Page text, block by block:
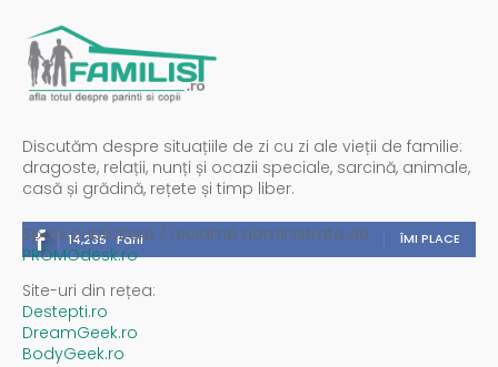
Discutăm despre situațiile de zi cu zi ale vieții de familie:
dragoste, relații, nunți și ocazii speciale, sarcină, animale,
casă și grădină, rețete și timp liber.
14,235 Fani ÎMI PLACE
Spații publicitare / reclamă administrată de
PROMOdesk.ro
Site-uri din rețea:
Destepti.ro
DreamGeek.ro
BodyGeek.ro